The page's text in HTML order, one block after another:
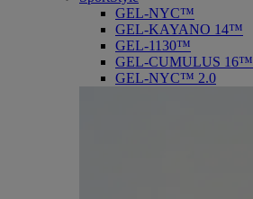
GEL-NYC™
GEL-KAYANO 14™
GEL-1130™
GEL-CUMULUS 16™
GEL-NYC™ 2.0